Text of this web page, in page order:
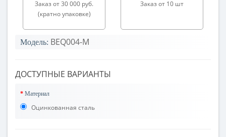
Заказ от 30 000 руб.
(кратно упаковке)
Заказ от 10 шт
Модель: BEQ004-M
ДОСТУПНЫЕ ВАРИАНТЫ
Материал
Оцинкованная сталь